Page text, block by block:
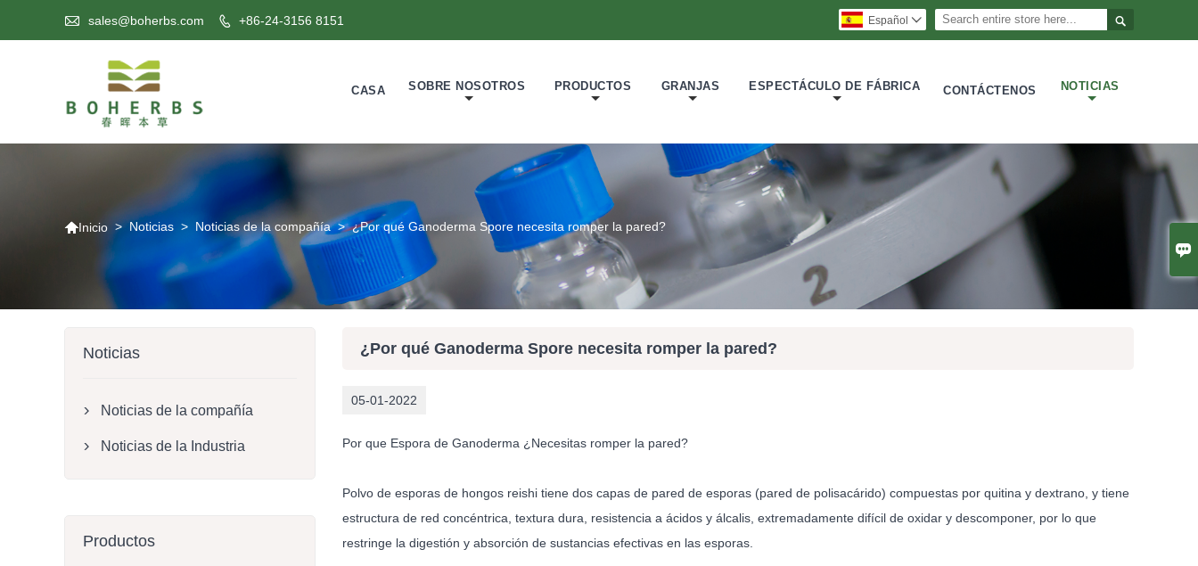

 sales@boherbs.com  +86-24-3156 8151 
Español 
CASA SOBRE NOSOTROS PRODUCTOS GRANJAS ESPECTÁCULO DE FÁBRICA CONTÁCTENOS NOTICIAS
Inicio > Noticias > Noticias de la compañía > ¿Por qué Ganoderma Spore necesita romper la pared?
¿Por qué Ganoderma Spore necesita romper la pared?
05-01-2022
Por que Espora de Ganoderma ¿Necesitas romper la pared?
Polvo de esporas de hongos reishi tiene dos capas de pared de esporas (pared de polisacárido) compuestas por quitina y dextrano, y tiene
estructura de red concéntrica, textura dura, resistencia a ácidos y álcalis, extremadamente difícil de oxidar y descomponer, por lo que
restringe la digestión y absorción de sustancias efectivas en las esporas.
Noticias
 Noticias de la compañía
 Noticias de la Industria
Productos